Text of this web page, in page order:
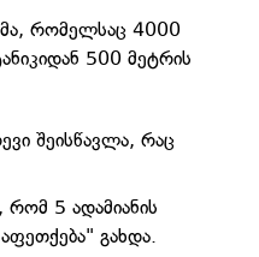
რომელსაც 4000
500 მეტრის
შეისწავლა, რაც
რომ 5 ადამიანის
გახდა.